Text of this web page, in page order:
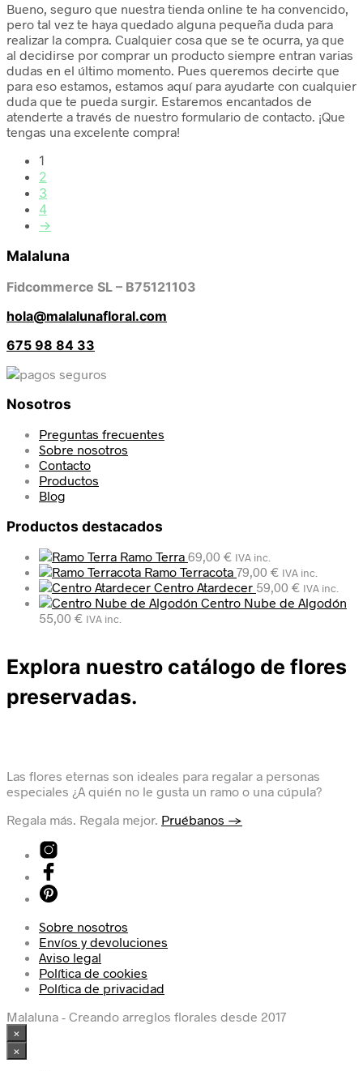
Bueno, seguro que nuestra tienda online te ha convencido,
pero tal vez te haya quedado alguna pequeña duda para
realizar la compra. Cualquier cosa que se te ocurra, ya que
al decidirse por comprar un producto siempre entran varias
dudas en el último momento. Pues queremos decirte que
para eso estamos, estamos aquí para ayudarte con cualquier
duda que te pueda surgir. Estaremos encantados de
atenderte a través de nuestro formulario de contacto. ¡Que
tengas una excelente compra!
1
2
3
4
→
Malaluna
Fidcommerce SL – B75121103
hola@malalunafloral.com
675 98 84 33
Nosotros
Preguntas frecuentes
Sobre nosotros
Contacto
Productos
Blog
Productos destacados
Ramo Terra 69,00 € IVA inc.
Ramo Terracota 79,00 € IVA inc.
Centro Atardecer 59,00 € IVA inc.
Centro Nube de Algodón
55,00 € IVA inc.
Explora nuestro catálogo de flores
preservadas.
Las flores eternas son ideales para regalar a personas
especiales ¿A quién no le gusta un ramo o una cúpula?
Regala más. Regala mejor. Pruébanos →
Sobre nosotros
Envíos y devoluciones
Aviso legal
Política de cookies
Política de privacidad
Malaluna - Creando arreglos florales desde 2017
×
×